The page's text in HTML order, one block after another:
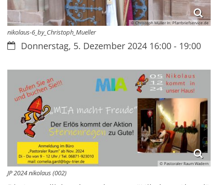
© Christoph Müller In: Pfarrbriefservice.de
nikolaus-6_by_Christoph_Mueller
Datum:Donnerstag, 5. Dezember 2024 16:00 - 19:00
© Pastoraler Raum Wadern
JP 2024 nikolaus (002)